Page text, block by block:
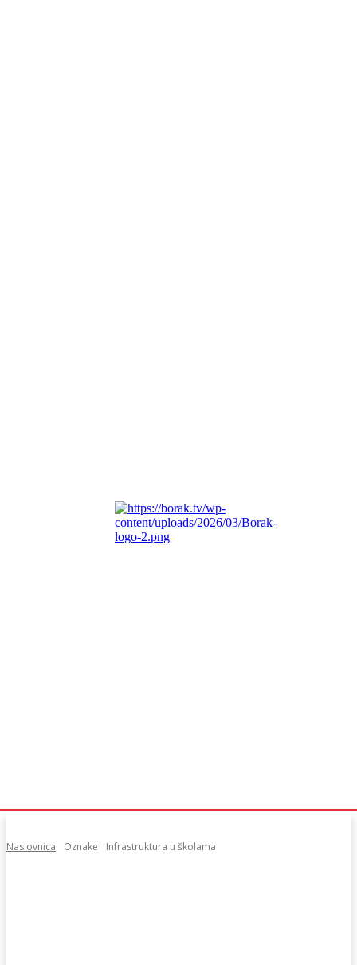
Naslovnica Oznake Infrastruktura u školama